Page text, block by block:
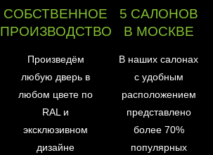
СОБСТВЕННОЕ
ПРОИЗВОДСТВО
Произведём
любую дверь в
любом цвете по
RAL и
эксклюзивном
дизайне
5 САЛОНОВ
В МОСКВЕ
В наших салонах
с удобным
расположением
представлено
более 70%
популярных